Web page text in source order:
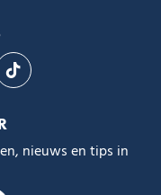
Instagram
ons op Youtube
Volg ons op Tiktok
nieuws en tips in